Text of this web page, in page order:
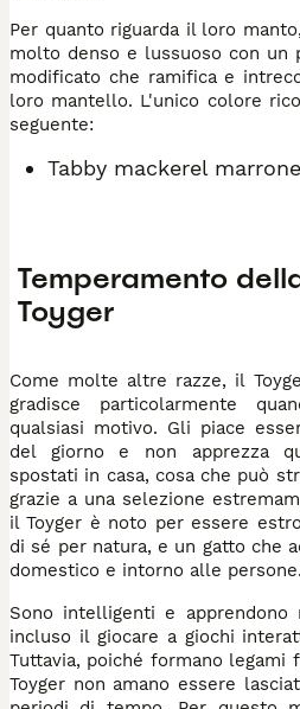
Per quanto riguarda il loro
molto denso e lussuoso con un
modificato che ramifica e
loro mantello. L'unico colore
seguente:
Tabby mackerel
Temperamento
Toyger
Come molte altre razze, il
gradisce particolarmente
qualsiasi motivo. Gli piace
del giorno e non apprezza
spostati in casa, cosa che può
grazie a una selezione
il Toyger è noto per essere
di sé per natura, e un gatto che
domestico e intorno alle persone.
Sono intelligenti e apprendono
incluso il giocare a giochi
Tuttavia, poiché formano
Toyger non amano essere